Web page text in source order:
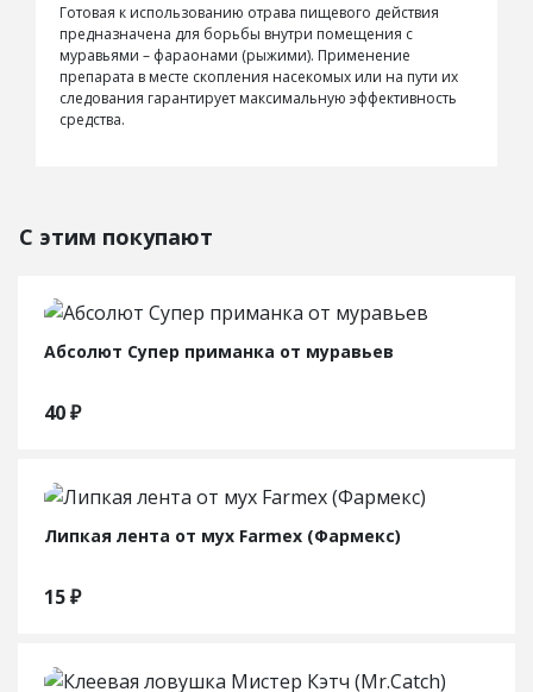
Готовая к использованию отрава пищевого действия
предназначена для борьбы внутри помещения с
муравьями – фараонами (рыжими). Применение
препарата в месте скопления насекомых или на пути их
следования гарантирует максимальную эффективность
средства.
С этим покупают
Абсолют Супер приманка от муравьев
40₽
Липкая лента от мух Farmex (Фармекс)
15₽